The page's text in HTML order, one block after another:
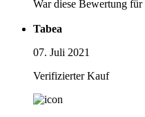
War diese Bewertung
Tabea
07. Juli 2021
Verifizierter Kauf